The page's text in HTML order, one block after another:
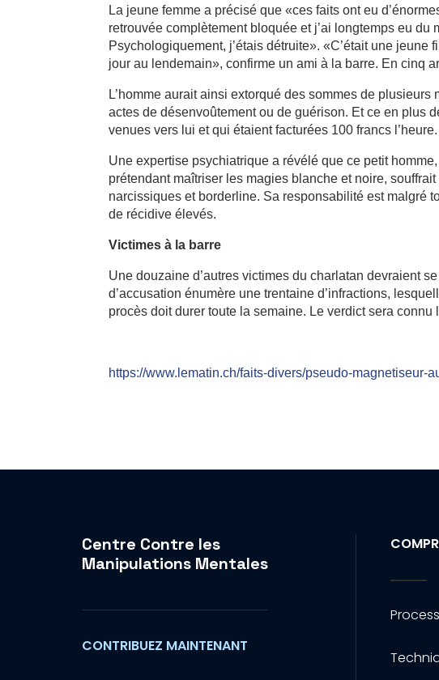
La jeune femme a précisé que «ces faits ont eu
retrouvée complètement bloquée et j’ai longtemps eu
Psychologiquement, j’étais détruite». «C’était une
jour au lendemain», confirme un ami à la barre. En cinq
L’homme aurait ainsi extorqué des sommes de
actes de désenvoûtement ou de guérison. Et ce en plus
venues vers lui et qui étaient facturées 100 francs l’heure.
Une expertise psychiatrique a révélé que ce petit
prétendant maîtriser les magies blanche et noire,
narcissiques et borderline. Sa responsabilité est malgré
de récidive élevés.
Victimes à la barre
Une douzaine d’autres victimes du charlatan devraient
d’accusation énumère une trentaine d’infractions,
procès doit durer toute la semaine. Le verdict sera
https://www.lematin.ch/faits-divers/pseudo-magnetiseur-
Centre Contre les
Manipulations Mentales
CONTRIBUEZ MAINTENANT